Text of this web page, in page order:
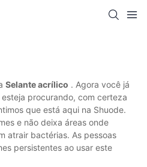
Selante acrílico . Agora você já
procurando, com certeza
que está aqui na Shuode.
e não deixa áreas onde
atrair bactérias. As pessoas
persistentes ao usar este